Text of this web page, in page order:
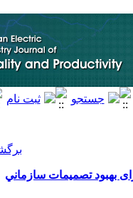
ﺑﻬﺒﻮﺩ ﺗﺼﻤﻴﻤﺎﺕ ﺳﺎﺯﻣﺎﻧﻲ